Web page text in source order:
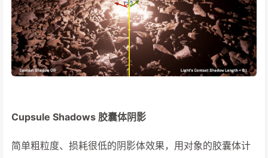
Cupsule Shadows 胶囊体阴影
简单粗粒度、损耗很低的阴影体效果，用对象的胶囊体计